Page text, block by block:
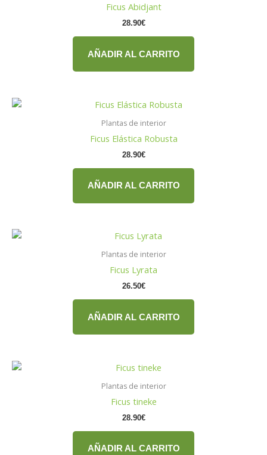
Ficus Abidjant
28.90€
AÑADIR AL CARRITO
Plantas de interior
Ficus Elástica Robusta
28.90€
AÑADIR AL CARRITO
Plantas de interior
Ficus Lyrata
26.50€
AÑADIR AL CARRITO
Plantas de interior
Ficus tineke
28.90€
AÑADIR AL CARRITO